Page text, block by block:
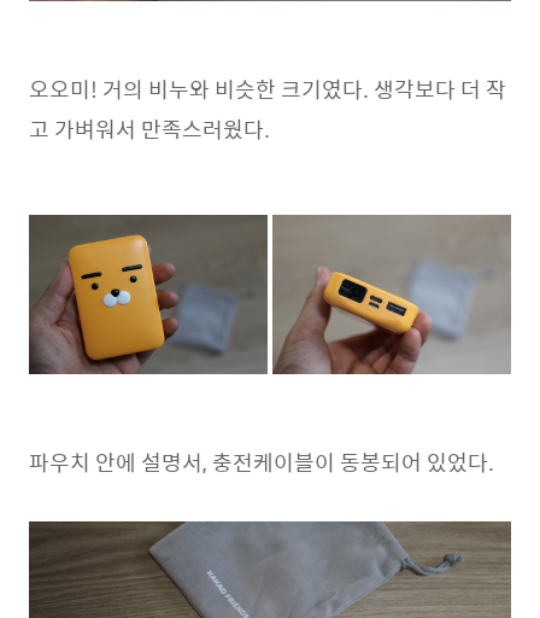
오오미! 거의 비누와 비슷한 크기였다. 생각보다 더 작
고 가벼워서 만족스러웠다.
파우치 안에 설명서, 충전케이블이 동봉되어 있었다.